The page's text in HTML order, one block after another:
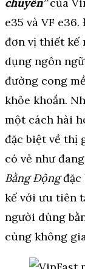
chuyển”của
e35 và VF
đơn vị thiết kế
dụng ngôn
đường cong
khỏe khoắn.
một cách hài
đặc biệt về thị
có vẻ như
Bằng Độngđặc
kế với ưu tiên
người dùng
cùng không